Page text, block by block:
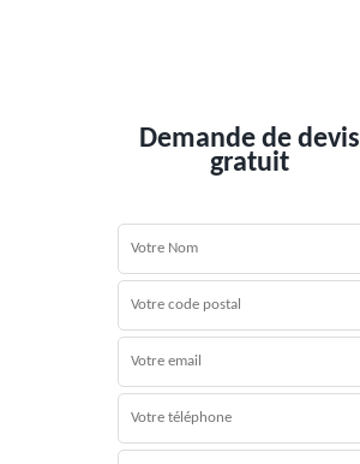
Demande de devis
gratuit